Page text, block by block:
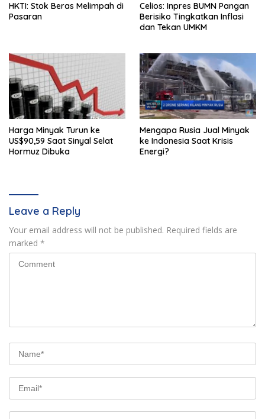
HKTI: Stok Beras Melimpah di
Pasaran
Celios: Inpres BUMN Pangan
Berisiko Tingkatkan Inflasi
dan Tekan UMKM
Harga Minyak Turun ke
US$90,59 Saat Sinyal Selat
Hormuz Dibuka
Mengapa Rusia Jual Minyak
ke Indonesia Saat Krisis
Energi?
Leave a Reply
Your email address will not be published. Required fields are
marked *